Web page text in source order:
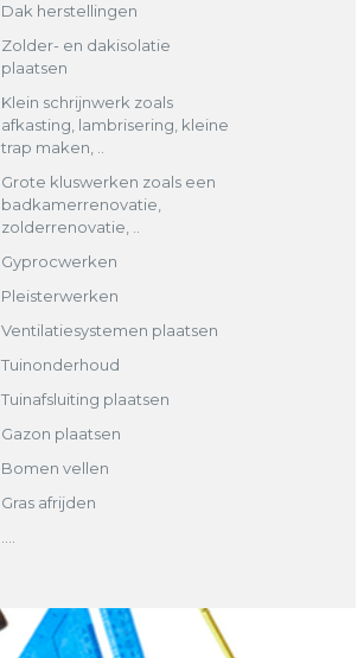
Dak herstellingen
Zolder- en dakisolatie
plaatsen
Klein schrijnwerk zoals
afkasting, lambrisering, kleine
trap maken, ..
Grote kluswerken zoals een
badkamerrenovatie,
zolderrenovatie, ..
Gyprocwerken
Pleisterwerken
Ventilatiesystemen plaatsen
Tuinonderhoud
Tuinafsluiting plaatsen
Gazon plaatsen
Bomen vellen
Gras afrijden